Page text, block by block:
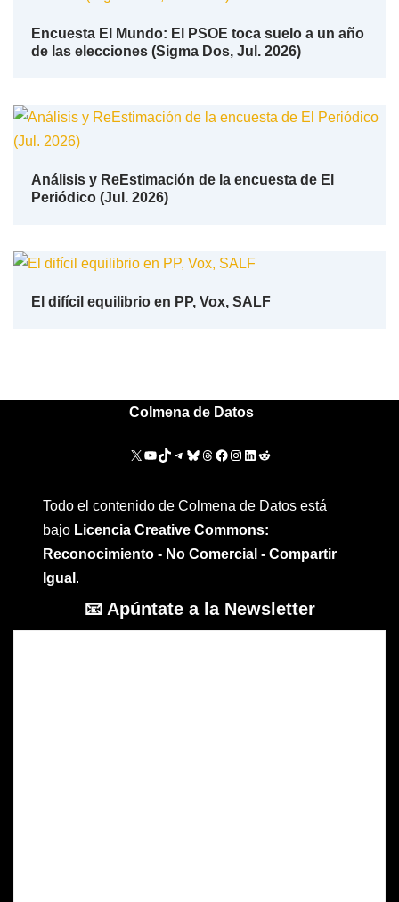
Encuesta El Mundo: El PSOE toca suelo a un año
de las elecciones (Sigma Dos, Jul. 2026)
Análisis y ReEstimación de la encuesta de El
Periódico (Jul. 2026)
El difícil equilibrio en PP, Vox, SALF
Colmena de Datos
Todo el contenido de Colmena de Datos está
bajo Licencia Creative Commons:
Reconocimiento - No Comercial - Compartir
Igual .
📧 Apúntate a la Newsletter